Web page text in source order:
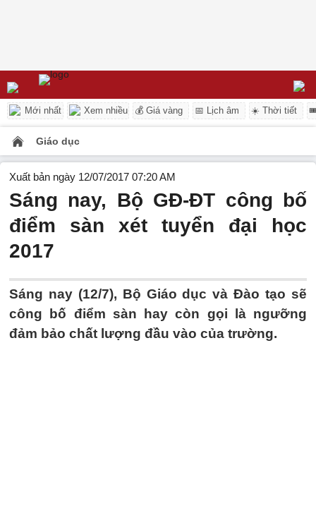
Mới nhất Xem nhiều 💰 Giá vàng 📅 Lịch âm ☀️ Thời tiết
Giáo dục
Xuất bản ngày 12/07/2017 07:20 AM
Sáng nay, Bộ GĐ-ĐT công bố
điểm sàn xét tuyển đại học
2017
Sáng nay (12/7), Bộ Giáo dục và Đào tạo sẽ
công bố điểm sàn hay còn gọi là ngưỡng
đảm bảo chất lượng đầu vào của trường.